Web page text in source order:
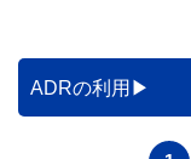
ADRの利用